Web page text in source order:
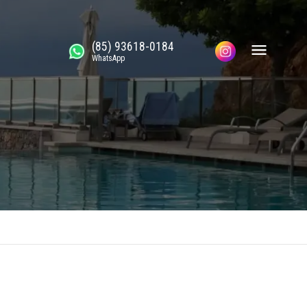
(85) 93618-0184
WhatsApp